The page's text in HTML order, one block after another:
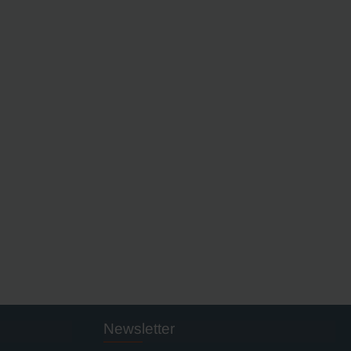
Newsletter